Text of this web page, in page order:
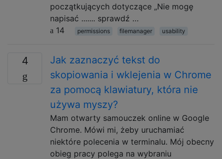
początkujących dotyczące „Nie mogę
napisać ....... sprawdź …
14
permissions filemanager usability
4
Jak zaznaczyć tekst do
skopiowania i wklejenia w Chrome
za pomocą klawiatury, która nie
używa myszy?
Mam otwarty samouczek online w Google
Chrome. Mówi mi, żeby uruchamiać
niektóre polecenia w terminalu. Mój obecny
obieg pracy polega na wybraniu